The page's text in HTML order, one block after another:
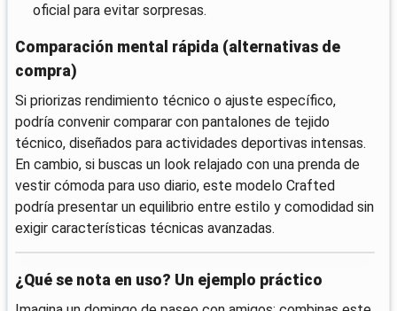
oficial para evitar sorpresas.
Comparación mental rápida (alternativas de
compra)
Si priorizas rendimiento técnico o ajuste específico,
podría convenir comparar con pantalones de tejido
técnico, diseñados para actividades deportivas intensas.
En cambio, si buscas un look relajado con una prenda de
vestir cómoda para uso diario, este modelo Crafted
podría presentar un equilibrio entre estilo y comodidad sin
exigir características técnicas avanzadas.
¿Qué se nota en uso? Un ejemplo práctico